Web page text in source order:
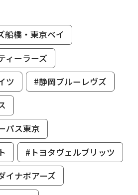
船橋・東京ベイ
ィーラーズ
ツ
#静岡ブルーレヴズ
パス東京
#トヨタヴェルブリッツ
イナボアーズ